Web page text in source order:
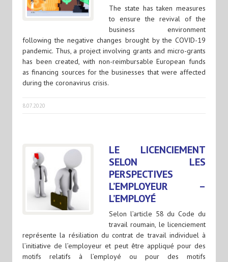
The state has taken measures
to ensure the revival of the
business environment
following the negative changes brought by the COVID-19
pandemic. Thus, a project involving grants and micro-grants
has been created, with non-reimbursable European funds
as financing sources for the businesses that were affected
during the coronavirus crisis.
8.07.2020
LE LICENCIEMENT
SELON LES
PERSPECTIVES
L’EMPLOYEUR –
L’EMPLOYÉ
Selon l’article 58 du Code du
travail roumain, le licenciement
représente la résiliation du contrat de travail individuel à
l’initiative de l’employeur et peut être appliqué pour des
motifs relatifs à l’employé ou pour des motifs